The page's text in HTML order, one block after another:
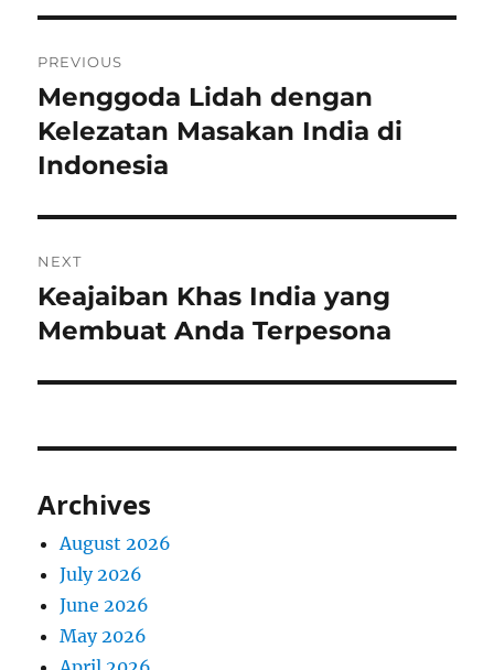
navigation
PREVIOUS
Previous
post:
Menggoda Lidah dengan
Kelezatan Masakan India di
Indonesia
NEXT
Next
post:
Keajaiban Khas India yang
Membuat Anda Terpesona
Archives
August 2026
July 2026
June 2026
May 2026